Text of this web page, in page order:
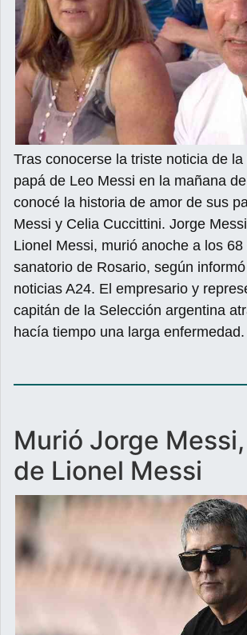
Tras conocerse la triste noticia de la
papá de Leo Messi en la mañana
conocé la historia de amor de sus
Messi y Celia Cuccittini. Jorge
Lionel Messi, murió anoche a los 68
sanatorio de Rosario, según
noticias A24. El empresario y
capitán de la Selección argentina
hacía tiempo una larga enfermedad.
Murió Jorge
de Lionel Messi